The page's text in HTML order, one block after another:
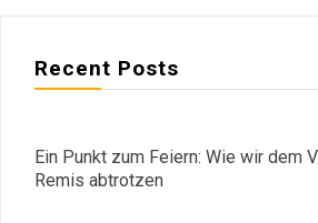
Recent Posts
Ein Punkt zum Feiern: Wie wir dem
Remis abtrotzen